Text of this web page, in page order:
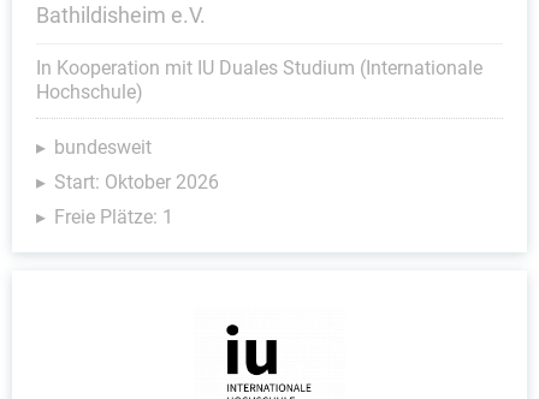
Bathildisheim e.V.
In Kooperation mit IU Duales Studium (Internationale
Hochschule)
bundesweit
Start: Oktober 2026
Freie Plätze: 1